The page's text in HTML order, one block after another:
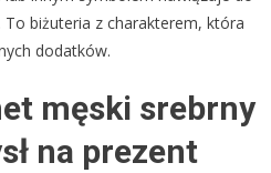
To biżuteria z charakterem, która
dodatków.
męski srebrny
na prezent